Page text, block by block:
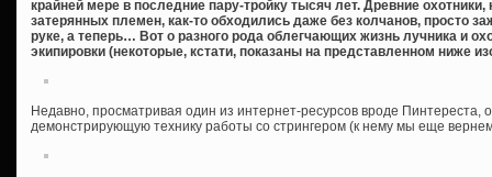
крайней мере в последние пару-тройку тысяч лет. Древние
затерянных племен, как-то обходились даже без колчанов, просто
руке, а теперь… Вот о разного рода облегчающих жизнь лучника и
экипировки (некоторые, кстати, показаны на представленном ниже
Недавно, просматривая один из интернет-ресурсов вроде Пинтереста,
демонстрирующую технику работы со стрингером (к нему мы еще